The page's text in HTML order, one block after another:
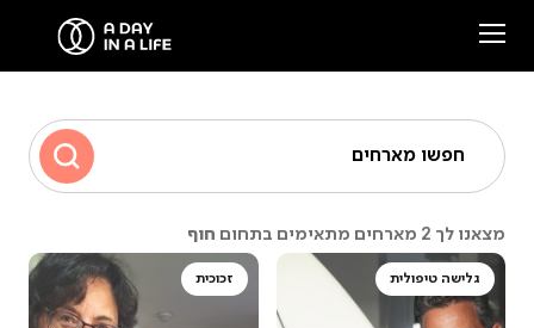
צרו קשר
חפשו מארחים
מצאנו לך 2 מארחים מתאימים בתחום חוף
גלישה טיפולית זכוכית